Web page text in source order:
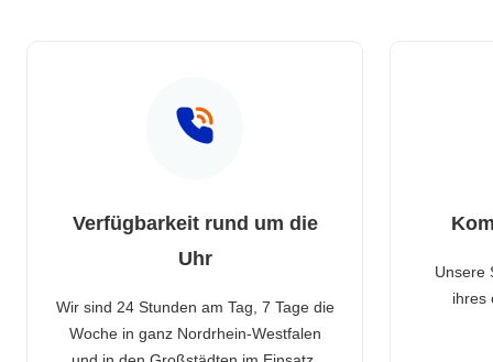
Verfügbarkeit rund um die
Uhr
Wir sind 24 Stunden am Tag, 7 Tage die
Woche in ganz Nordrhein-Westfalen
Unsere
ihres